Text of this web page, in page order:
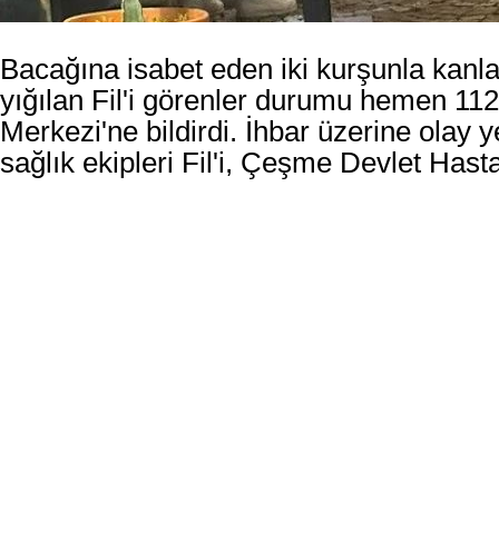
Bacağına isabet eden iki kurşunla
yığılan Fil'i görenler durumu hemen
Merkezi'ne bildirdi. İhbar üzerine olay
sağlık ekipleri Fil'i, Çeşme Devlet